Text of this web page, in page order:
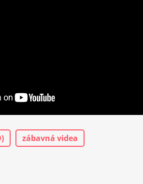
zábavná videa